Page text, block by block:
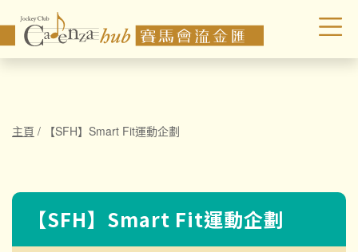
主頁 / 【SFH】Smart Fit運動企劃
【SFH】Smart Fit運動企劃